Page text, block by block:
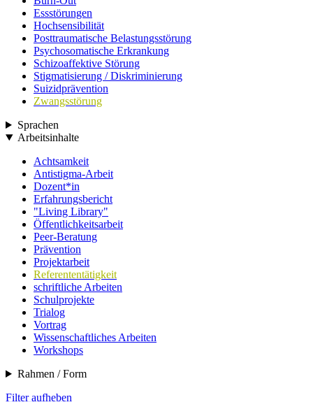
Essstörungen
Hochsensibilität
Posttraumatische Belastungsstörung
Psychosomatische Erkrankung
Schizoaffektive Störung
Stigmatisierung / Diskriminierung
Suizidprävention
Zwangsstörung
Sprachen
Arbeitsinhalte
Achtsamkeit
Antistigma-Arbeit
Dozent*in
Erfahrungsbericht
"Living Library"
Öffentlichkeitsarbeit
Peer-Beratung
Prävention
Projektarbeit
Referententätigkeit
schriftliche Arbeiten
Schulprojekte
Trialog
Vortrag
Wissenschaftliches Arbeiten
Workshops
Rahmen / Form
Filter aufheben